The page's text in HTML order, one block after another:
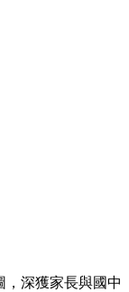
，深獲家長與國中